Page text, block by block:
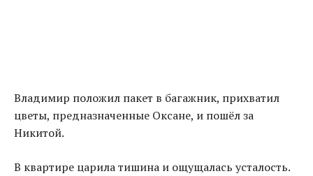
Владимир положил пакет в багажник, прихватил
цветы, предназначенные Оксане, и пошёл за
Никитой.
В квартире царила тишина и ощущалась усталость.